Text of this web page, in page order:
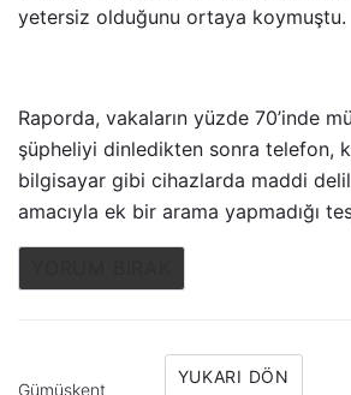
yetersiz olduğunu ortaya koymuştu.
Raporda, vakaların yüzde 70’inde
şüpheliyi dinledikten sonra telefon,
bilgisayar gibi cihazlarda maddi
amacıyla ek bir arama yapmadığı
Gümüşkent
YUKARI DÖN